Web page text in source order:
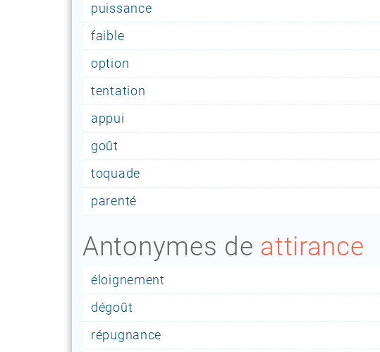
puissance
faible
option
tentation
appui
goût
toquade
parenté
Antonymes de attirance
éloignement
dégoût
répugnance